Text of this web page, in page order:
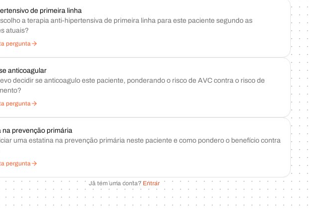
de primeira linha
a terapia anti-hipertensiva de primeira linha para este paciente segundo as
atuais?
pergunta
anticoagular
decidir se anticoagulo este paciente, ponderando o risco de AVC contra o risco de
pergunta
na prevenção primária
uma estatina na prevenção primária neste paciente e como pondero o benefício contra
pergunta
Já tem uma conta? Entrar